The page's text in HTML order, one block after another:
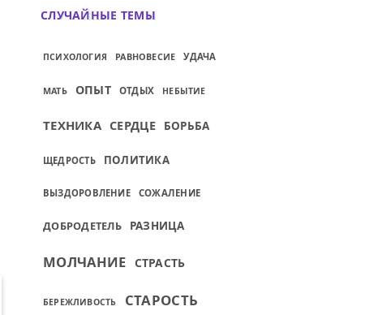
СЛУЧАЙНЫЕ ТЕМЫ
ПСИХОЛОГИЯ РАВНОВЕСИЕ УДАЧА
МАТЬ ОПЫТ ОТДЫХ НЕБЫТИЕ
ТЕХНИКА СЕРДЦЕ БОРЬБА
ЩЕДРОСТЬ ПОЛИТИКА
ВЫЗДОРОВЛЕНИЕ СОЖАЛЕНИЕ
ДОБРОДЕТЕЛЬ РАЗНИЦА
МОЛЧАНИЕ СТРАСТЬ
БЕРЕЖЛИВОСТЬ СТАРОСТЬ